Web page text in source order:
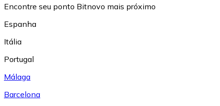
Encontre seu ponto Bitnovo mais próximo
Espanha
Itália
Portugal
Málaga
Barcelona